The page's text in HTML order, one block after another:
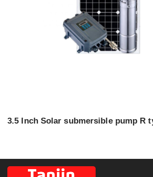
3.5 Inch Solar submersible pump R